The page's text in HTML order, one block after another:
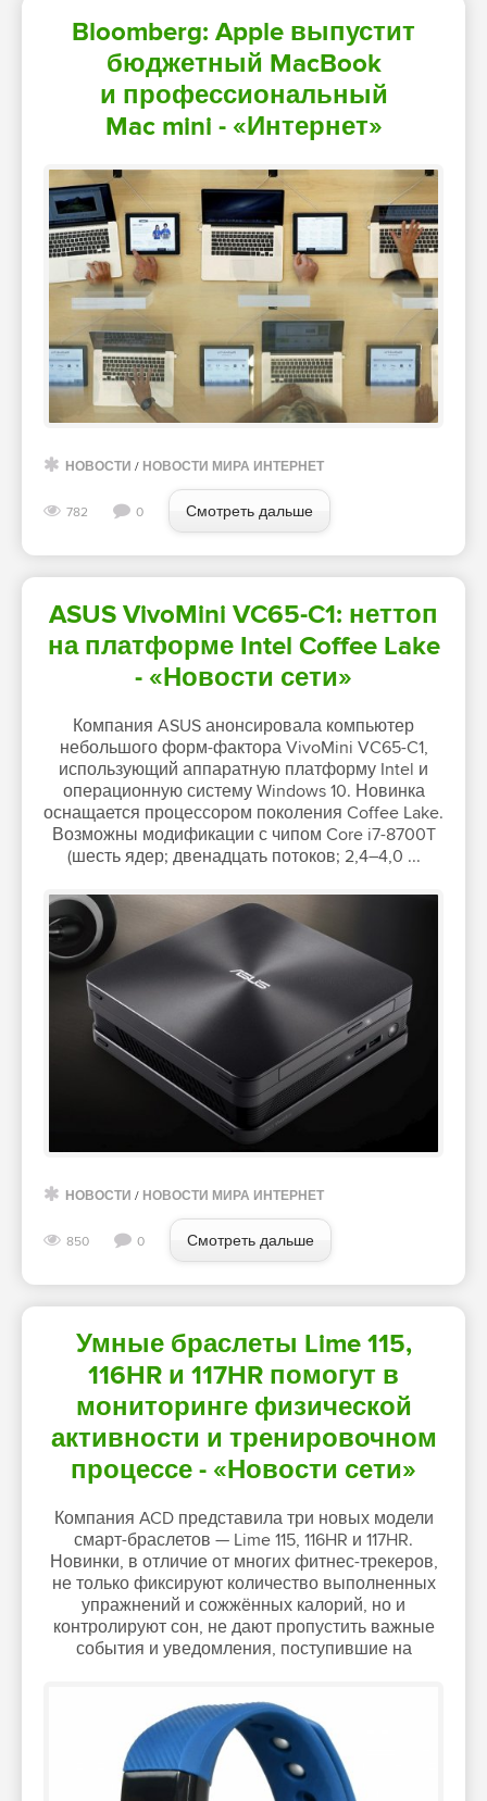
Bloomberg: Apple выпустит
бюджетный MacBook
и профессиональный
Mac mini - «Интернет»
НОВОСТИ / НОВОСТИ МИРА ИНТЕРНЕТ
782 0 Смотреть дальше
ASUS VivoMini VC65-C1: неттоп
на платформе Intel Coffee Lake
- «Новости сети»
Компания ASUS анонсировала компьютер
небольшого форм-фактора VivoMini VC65-C1,
использующий аппаратную платформу Intel и
операционную систему Windows 10. Новинка
оснащается процессором поколения Coffee Lake.
Возможны модификации с чипом Core i7-8700T
(шесть ядер; двенадцать потоков; 2,4–4,0 ...
НОВОСТИ / НОВОСТИ МИРА ИНТЕРНЕТ
850 0 Смотреть дальше
Умные браслеты Lime 115,
116HR и 117HR помогут в
мониторинге физической
активности и тренировочном
процессе - «Новости сети»
Компания ACD представила три новых модели
смарт-браслетов — Lime 115, 116HR и 117HR.
Новинки, в отличие от многих фитнес-трекеров,
не только фиксируют количество выполненных
упражнений и сожжённых калорий, но и
контролируют сон, не дают пропустить важные
события и уведомления, поступившие на